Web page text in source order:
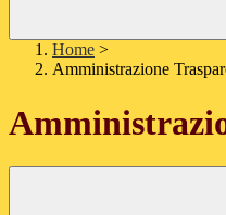
Home >
Amministrazione